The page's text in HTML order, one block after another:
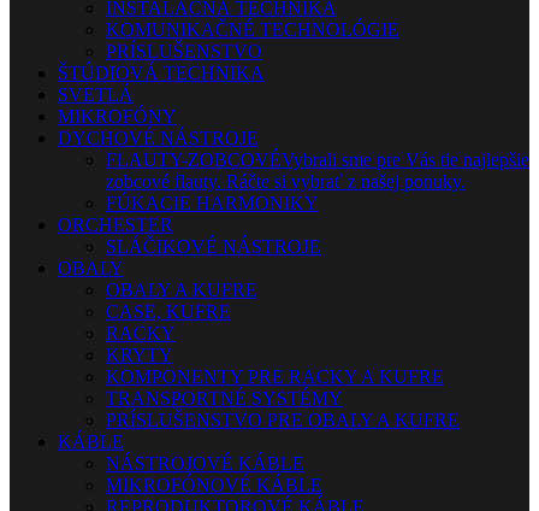
INŠTALAČNÁ TECHNIKA
KOMUNIKAČNÉ TECHNOLÓGIE
PRÍSLUŠENSTVO
ŠTÚDIOVÁ TECHNIKA
SVETLÁ
MIKROFÓNY
DYCHOVÉ NÁSTROJE
FLAUTY-ZOBCOVÉVybrali sme pre Vás tie najlepšie
zobcové flauty. Ráčte si vybrať z našej ponuky.
FÚKACIE HARMONIKY
ORCHESTER
SLÁČIKOVÉ NÁSTROJE
OBALY
OBALY A KUFRE
CASE, KUFRE
RACKY
KRYTY
KOMPONENTY PRE RACKY A KUFRE
TRANSPORTNÉ SYSTÉMY
PRÍSLUŠENSTVO PRE OBALY A KUFRE
KÁBLE
NÁSTROJOVÉ KÁBLE
MIKROFÓNOVÉ KÁBLE
REPRODUKTOROVÉ KÁBLE